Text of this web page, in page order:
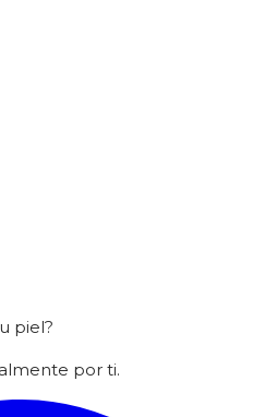
piel?
por ti.